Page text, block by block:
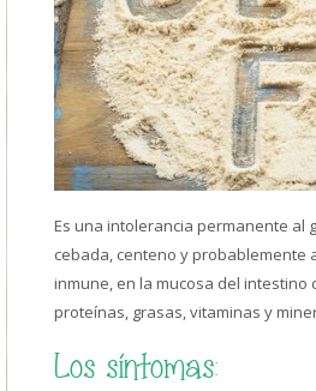
Es una intolerancia permanente al
cebada, centeno y probablemente
inmune, en la mucosa del
proteínas, grasas, vitaminas y
Los síntomas: